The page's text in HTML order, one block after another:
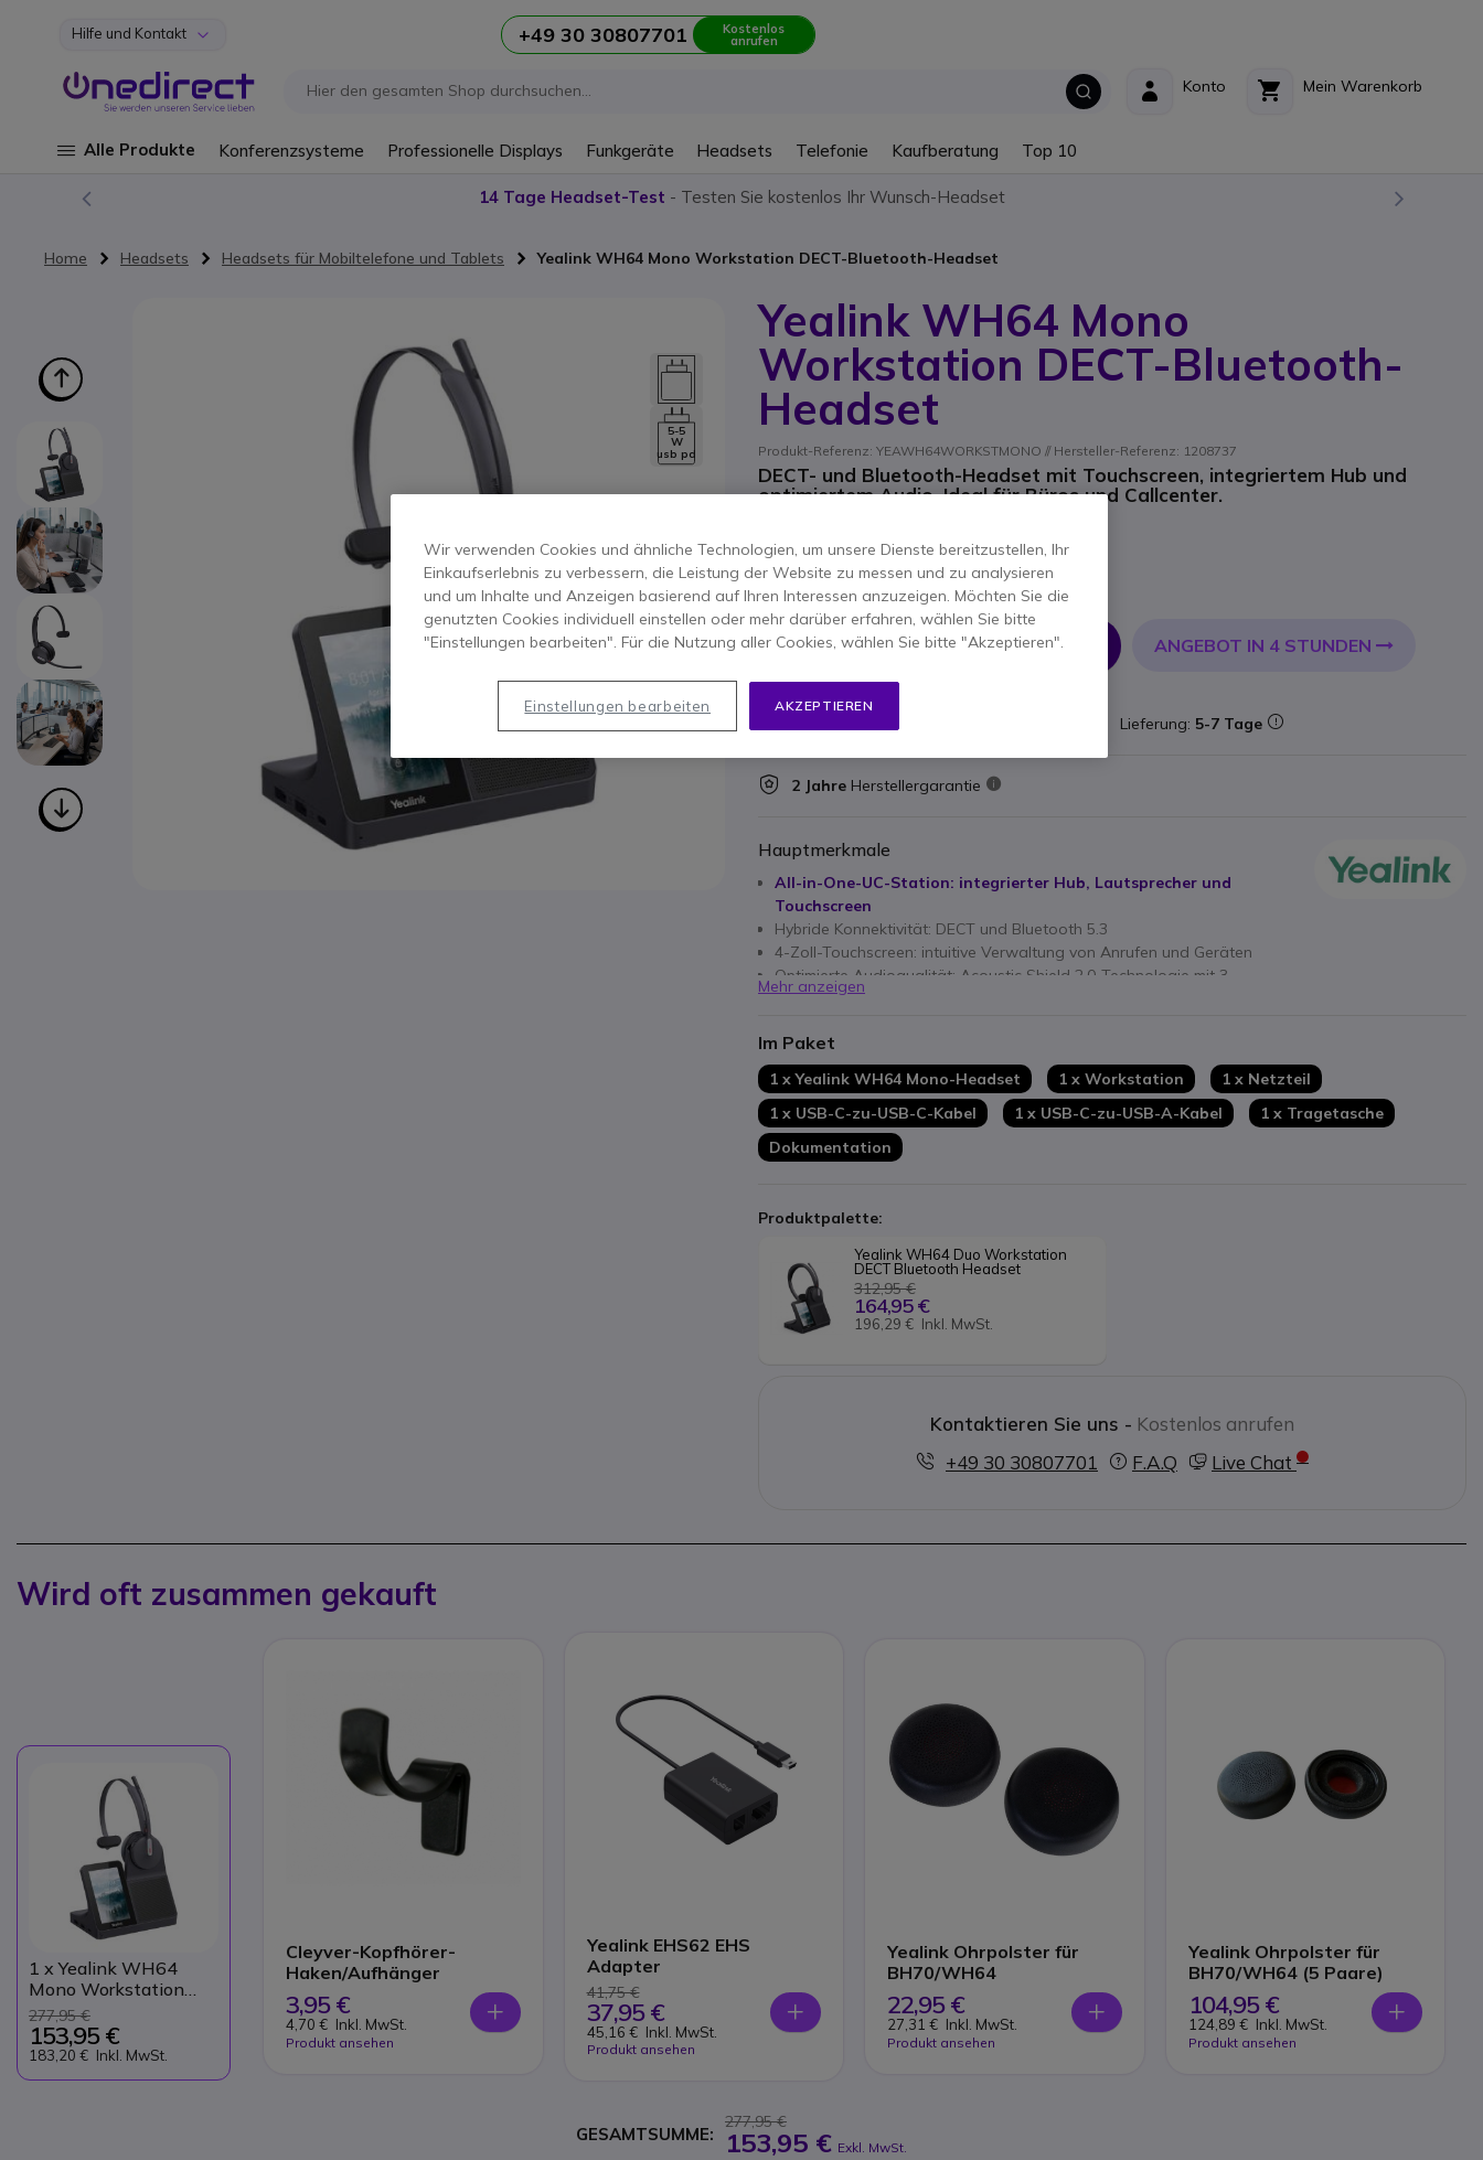
Zum Inhalt springen
Hilfe und Kontakt +49 30 30807701 Kostenlos
anrufen
Mein Warenkorb
Konto
Alle Produkte Konferenzsysteme Professionelle Displays Funkgeräte Headsets Telefonie Kaufberatung Top 10
14 Tage Headset-Test - Testen Sie kostenlos Ihr Wunsch-Headset
Home Headsets Headsets für Mobiltelefone und Tablets Yealink WH64 Mono Workstation DECT-Bluetooth-Headset
Yealink WH64 Mono
Workstation DECT-Bluetooth-
Headset
Produkt-Referenz: YEAWH64WORKSTMONO // Hersteller-Referenz: 1208737
DECT- und Bluetooth-Headset mit Touchscreen, integriertem Hub und
optimiertem Audio. Ideal für Büros und Callcenter.
277,95 €
153,95 €- 183,20 € Inkl. MwSt.
Anzahl
IN DEN WARENKORB ANGEBOT IN 4 STUNDEN
100+ Produkte im Plattformbestand
Lieferung: 5-7 Tage
2 Jahre Herstellergarantie
Hauptmerkmale
All-in-One-UC-Station: integrierter Hub, Lautsprecher und
Touchscreen
Hybride Konnektivität: DECT und Bluetooth 5.3
4-Zoll-Touchscreen: intuitive Verwaltung von Anrufen und Geräten
Optimierte Audioqualität: Acoustic Shield 2.0-Technologie mit 3
Mikrofonen
Lange Akkulaufzeit: bis zu 26 Stunden über Bluetooth und
Schnellladefunktion
Große Reichweite: bis zu 185 m über DECT
Mehr anzeigen
Im Paket
1 x Yealink WH64 Mono-Headset 1 x Workstation
1 x Netzteil
1 x USB-C-zu-USB-C-Kabel
1 x USB-C-zu-USB-A-Kabel
1 x Tragetasche
Dokumentation
Produktpalette:
Yealink WH64 Duo Workstation
DECT Bluetooth Headset
312,95 €
164,95 €
196,29 € Inkl. MwSt.
Kontaktieren Sie uns - Kostenlos anrufen
+49 30 30807701
F.A.Q Live Chat
5-5
W
usb pd
Wird oft zusammen gekauft
1 x Yealink WH64
Mono Workstation
DECT-Bluetooth-
Headset
277,95 €
153,95 €
183,20 € Inkl. MwSt.
Cleyver-Kopfhörer-
Haken/Aufhänger
3,95 €
4,70 € Inkl. MwSt.
Produkt ansehen
Yealink EHS62 EHS
Adapter
41,75 €
37,95 €
45,16 € Inkl. MwSt.
Produkt ansehen
Yealink Ohrpolster für
BH70/WH64
22,95 €
27,31 € Inkl. MwSt.
Produkt ansehen
Yealink Ohrpolster für
BH70/WH64 (5 Paare)
104,95 €
124,89 € Inkl. MwSt.
Produkt ansehen
GESAMTSUMME:
277,95 €
153,95 € Exkl. MwSt.
Wir verwenden Cookies und ähnliche Technologien, um unsere Dienste bereitzustellen, Ihr
Einkaufserlebnis zu verbessern, die Leistung der Website zu messen und zu analysieren
und um Inhalte und Anzeigen basierend auf Ihren Interessen anzuzeigen. Möchten Sie die
genutzten Cookies individuell einstellen oder mehr darüber erfahren, wählen Sie bitte
"Einstellungen bearbeiten". Für die Nutzung aller Cookies, wählen Sie bitte "Akzeptieren".
AKZEPTIEREN
Einstellungen bearbeiten